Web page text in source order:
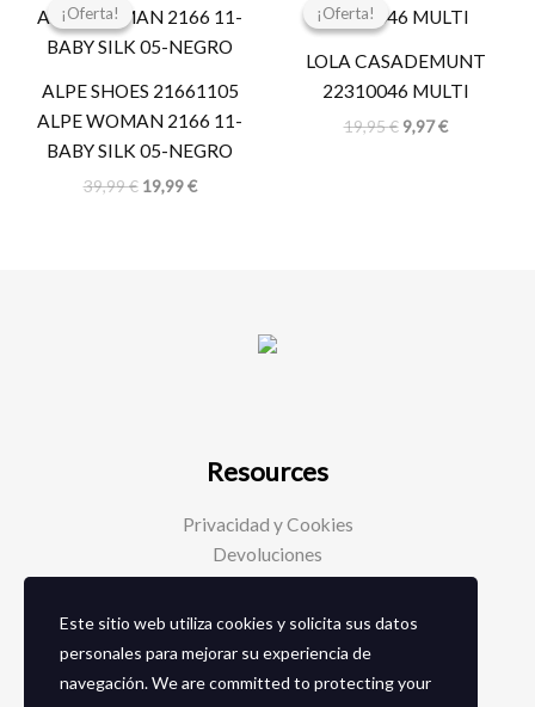
¡Oferta!
¡Oferta!
ALPE SHOES 21661105
ALPE WOMAN 2166 11-
BABY SILK 05-NEGRO
39,99€
original
era:
19,99€
actual
es:
¡Oferta!
¡Oferta!
LOLA CASADEMUNT
22310046 MULTI
19,95€
original
19,95 €.
9,97€
actual
9,97 €.
Resources
Privacidad y Cookies
Devoluciones
Social Media
Facebook
Este sitio web utiliza cookies y solicita sus datos
personales para mejorar su experiencia de
navegación. We are committed to protecting your